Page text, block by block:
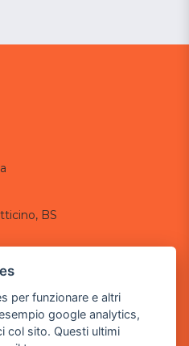
BS
per funzionare e altri
google analytics,
col sito. Questi ultimi